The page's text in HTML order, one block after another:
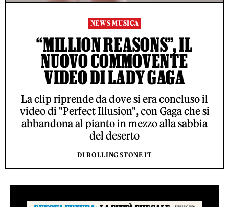
NEWS MUSICA
“MILLION REASONS”, IL
NUOVO COMMOVENTE
VIDEO DI LADY GAGA
La clip riprende da dove si era concluso il
video di "Perfect Illusion", con Gaga che si
abbandona al pianto in mezzo alla sabbia
del deserto
DI ROLLING STONE IT